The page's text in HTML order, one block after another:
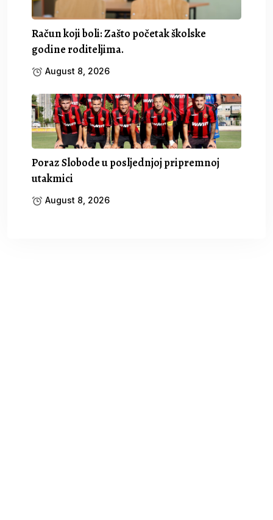
Račun koji boli: Zašto početak školske
godine roditeljima.
August 8, 2026
Poraz Slobode u posljednjoj pripremnoj
utakmici
August 8, 2026